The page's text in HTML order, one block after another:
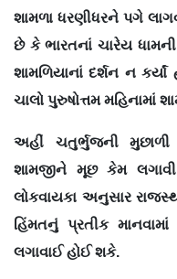
શામળા ધરણીધરને પગે
છે કે ભારતનાં ચારેય
શામળિયાનાં દર્શન ન
ચાલો પુરુષોત્તમ મહિનામાં
અહીં ચતુર્ભુજની મુછાળી
શામજીને મૂછ કેમ
લોકવાયકા અનુસાર
હિંમતનું પ્રતીક
લગાવાઈ હોઈ શકે.